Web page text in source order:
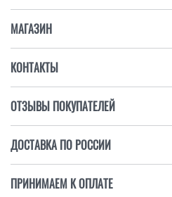
МАГАЗИН
КОНТАКТЫ
ОТЗЫВЫ ПОКУПАТЕЛЕЙ
ДОСТАВКА ПО РОССИИ
ПРИНИМАЕМ К ОПЛАТЕ